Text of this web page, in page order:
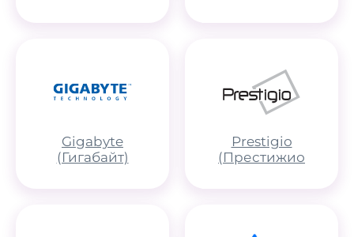
Gigabyte
(Гигабайт)
Prestigio
(Престижио